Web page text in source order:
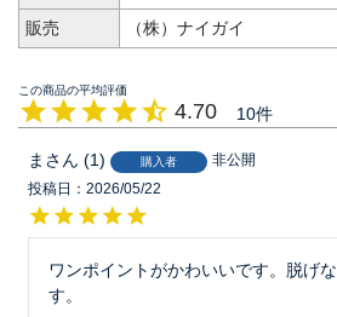
販売
（株）ナイガイ
4.70 10
ま 1 購入者
非公開
投稿日
2026/05/22
ワンポイントがかわいいです。脱げ
す。